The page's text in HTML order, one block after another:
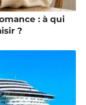
: à qui
?